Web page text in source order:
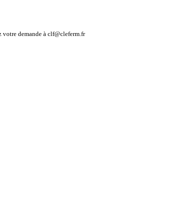
demande à clf@cleferm.fr